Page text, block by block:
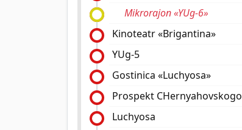
Mikrorajon «YUg-6»
Kinoteatr «Brigantina»
YUg-5
Gostinica «Luchyosa»
Prospekt CHernyahovskogo
Luchyosa